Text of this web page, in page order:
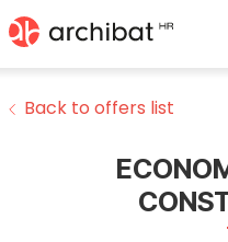
Back to offers list